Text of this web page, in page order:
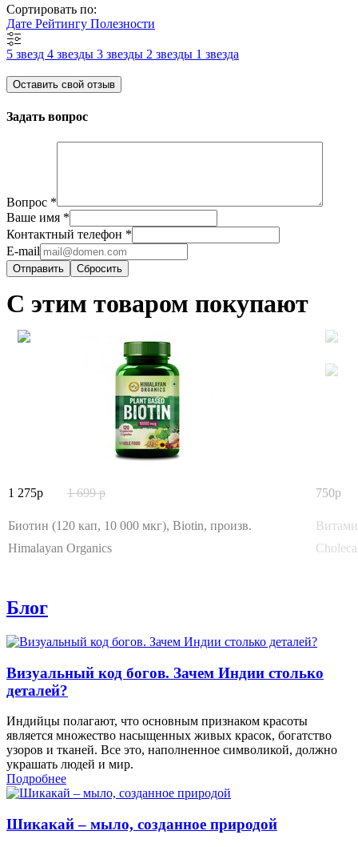
Сортировать по:
Дате Рейтингу Полезности
5 звезд 4 звезды 3 звезды 2 звезды 1 звезда
Оставить свой отзыв
Задать вопрос
Вопрос *
Ваше имя *
Контактный телефон *
E-mail
Сбросить
С этим товаром покупают
1 275 1 699
Биотин (120 кап, 10 000 мкг), Biotin, произв.
Himalayan Organics
750
Блог
Визуальный код богов. Зачем Индии столько
деталей?
Индийцы полагают, что основным признаком красоты
является множество насыщенных живых красок, богатство
узоров и тканей. Все это, наполненное символикой, должно
украшать людей и мир.
Подробнее
Шикакай – мыло, созданное природой